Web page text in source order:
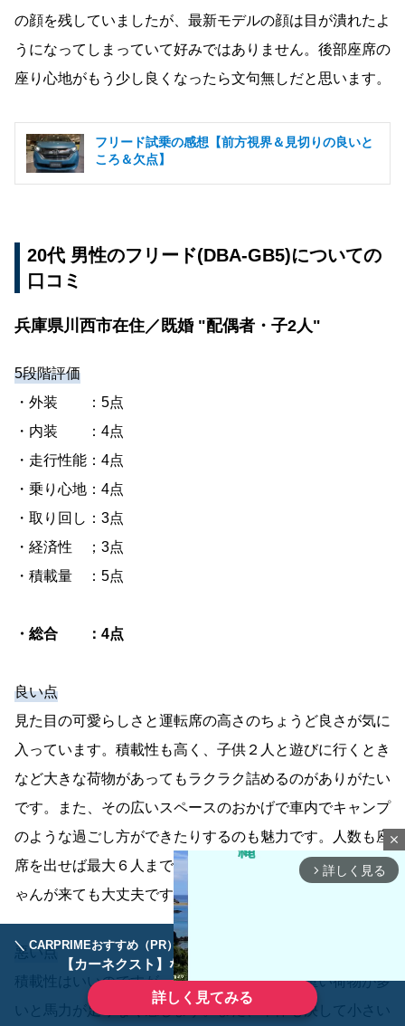
＼ CARPRIMEおすすめ（PR） ／
【カーネクスト】ならどんなクルマも高価買取
詳しく見てみる
の顔を残していましたが、最新モデルの顔は目が潰れたよ
うになってしまっていて好みではありません。後部座席の
座り心地がもう少し良くなったら文句無しだと思います。
フリード試乗の感想【前方視界＆見切りの良いと
ころ＆欠点】
20代 男性のフリード(DBA-GB5)についての
口コミ
兵庫県川西市在住／既婚 "配偶者・子2人"
5段階評価
・外装 ：5点
・内装 ：4点
・走行性能：4点
・乗り心地：4点
・取り回し：3点
・経済性 ；3点
・積載量 ：5点
・総合 ：4点
良い点
見た目の可愛らしさと運転席の高さのちょうど良さが気に
入っています。積載性も高く、子供２人と遊びに行くとき
など大きな荷物があってもラクラク詰めるのがありがたい
です。また、その広いスペースのおかげで車内でキャンプ
のような過ごし方ができたりするのも魅力です。人数も座
席を出せば最大６人まで乗れるのでおじいちゃんおばあち
ゃんが来ても大丈夫です。
悪い点
積載性はいいのですが、排気量が小さいので重い荷物が多
いと馬力が足りなく感じます。また、車体も決して小さい
close
arrow_forward_ios 詳しく見る